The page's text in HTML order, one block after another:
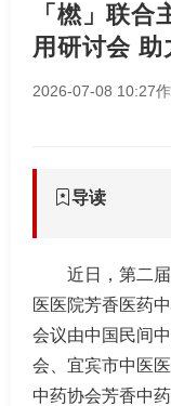
「橪」联
用研讨会 助
2026-07-08 10:27
导读
近日，第二届
医医院芳香医药
会议由中国民间
会、宜宾市中医
中药协会芳香中